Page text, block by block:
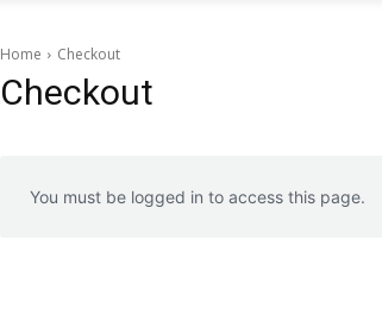
Home Checkout
Checkout
You must be logged in to access this page.